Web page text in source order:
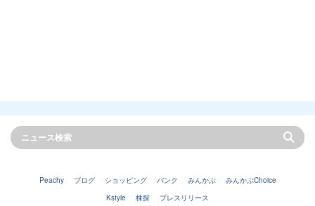
Peachy ブログ ショッピング バンク みんかぶ
みんかぶChoice
Kstyle
株探 プレスリリース